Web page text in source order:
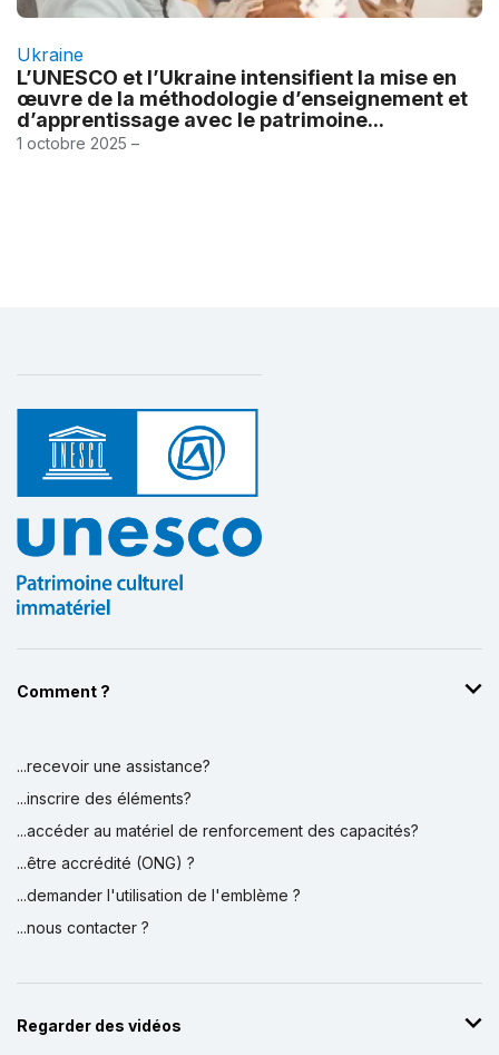
Ukraine
L’UNESCO et l’Ukraine intensifient la mise en
œuvre de la méthodologie d’enseignement et
d’apprentissage avec le patrimoine...
1 octobre 2025 –
Comment ?
...recevoir une assistance?
...inscrire des éléments?
...accéder au matériel de renforcement des capacités?
...être accrédité (ONG) ?
...demander l'utilisation de l'emblème ?
...nous contacter ?
Regarder des vidéos